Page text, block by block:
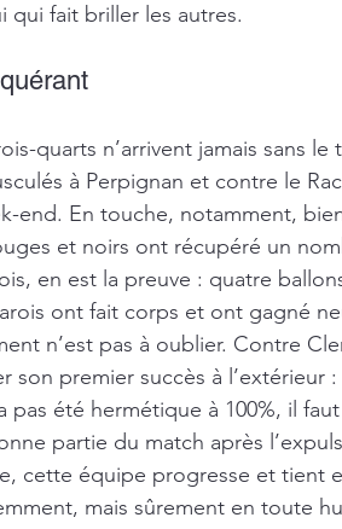
qui fait briller les autres.
quarts n’arrivent jamais sans
à Perpignan et contre le
end. En touche, notamment,
et noirs ont récupéré un
en est la preuve : quatre
ont fait corps et ont gagné
n’est pas à oublier. Contre
son premier succès à l’extérieur
pas été hermétique à 100%, il
partie du match après
cette équipe progresse et tient
mais sûrement en toute